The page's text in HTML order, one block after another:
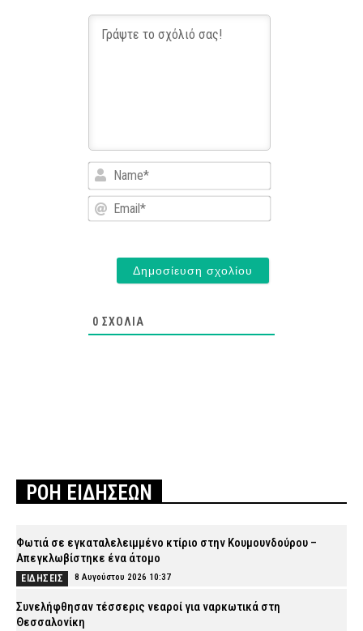
Name*
Email*
0 ΣΧΌΛΙΑ
ΡΟΗ ΕΙΔΗΣΕΩΝ
Φωτιά σε εγκαταλελειμμένο κτίριο στην Κουμουνδούρου –
Απεγκλωβίστηκε ένα άτομο
ΕΙΔΗΣΕΙΣ 8 Αυγούστου 2026 10:37
Συνελήφθησαν τέσσερις νεαροί για ναρκωτικά στη
Θεσσαλονίκη